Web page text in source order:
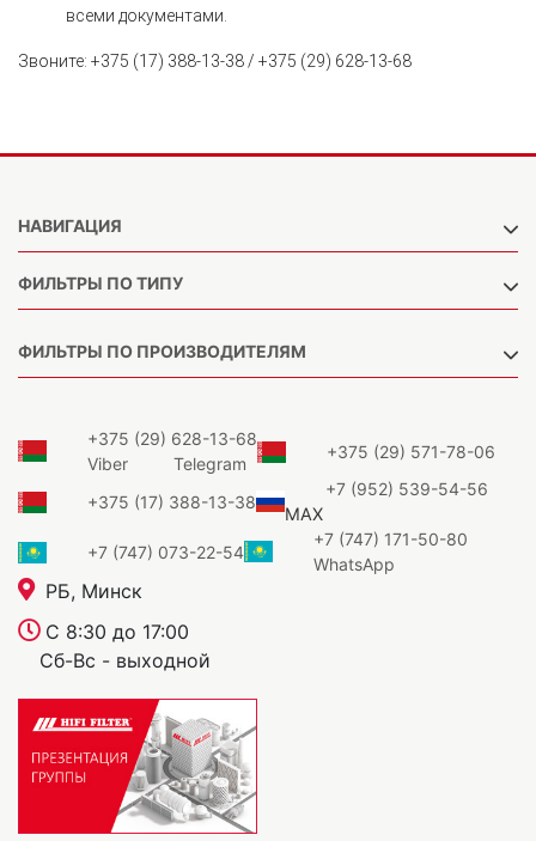
всеми документами.
Звоните: +375 (17) 388-13-38 / +375 (29) 628-13-68
НАВИГАЦИЯ
ФИЛЬТРЫ ПО ТИПУ
ФИЛЬТРЫ ПО ПРОИЗВОДИТЕЛЯМ
+375 (29) 628-13-68
Viber
Telegram
+375 (29) 571-78-06
+375 (17) 388-13-38
+7 (952) 539-54-56
MAX
+7 (747) 073-22-54
+7 (747) 171-50-80
WhatsApp
РБ, Минск
С 8:30 до 17:00
Сб-Вс - выходной